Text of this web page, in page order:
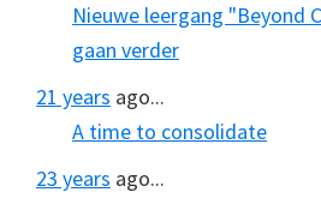
Nieuwe leergang "Beyond
gaan verder
21 years ago...
A time to consolidate
23 years ago...